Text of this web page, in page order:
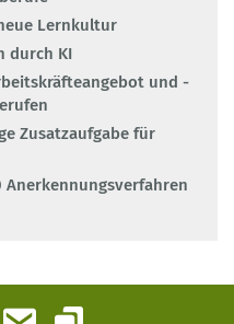
Lernkultur
durch KI
und -
Zusatzaufgabe für
Anerkennungsverfahren
E-Mail